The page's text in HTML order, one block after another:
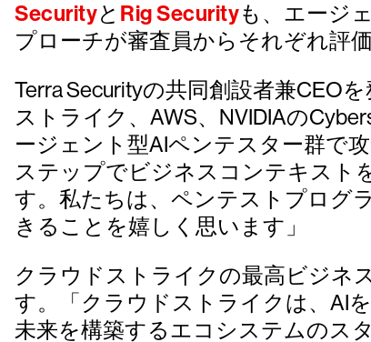
Securityと Rig Securityも、エージ
プローチが審査員からそれぞれ評
Terra Securityの共同創設者兼CEO
ストライク、AWS、NVIDIAの
ージェント型AIペンテスター群で
ステップでビジネスコンテキスト
す。私たちは、ペンテストプログ
きることを嬉しく思います」
クラウドストライクの最高ビジネ
す。「クラウドストライクは、AI
未来を構築するエコシステムのス